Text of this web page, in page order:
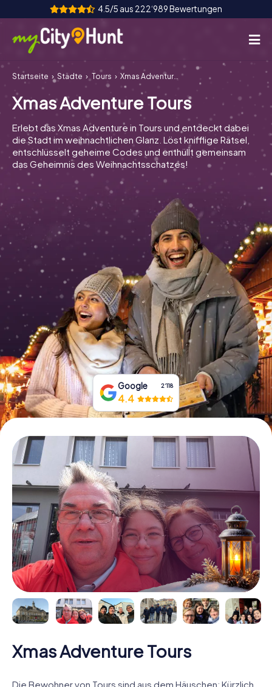
4.5/5 aus 222‘989 Bewertungen
So funktioniert's
Städte
Touren
Teamevent
INT CH
DE
ES
UK
IE
IT
Tickets buchen
Gutscheine bestellen
Startseite Städte Tours Xmas Adventure Tours
Xmas Adventure Tours
Erlebt das Xmas Adventure in Tours und entdeckt dabei
die Stadt im weihnachtlichen Glanz. Löst knifflige Rätsel,
entschlüsselt geheime Codes und enthüllt gemeinsam
das Geheimnis des Weihnachtsschatzes!
Google 2‘118
4.4
Xmas Adventure Tours
Die Bewohner von Tours sind aus dem Häuschen: Kürzlich